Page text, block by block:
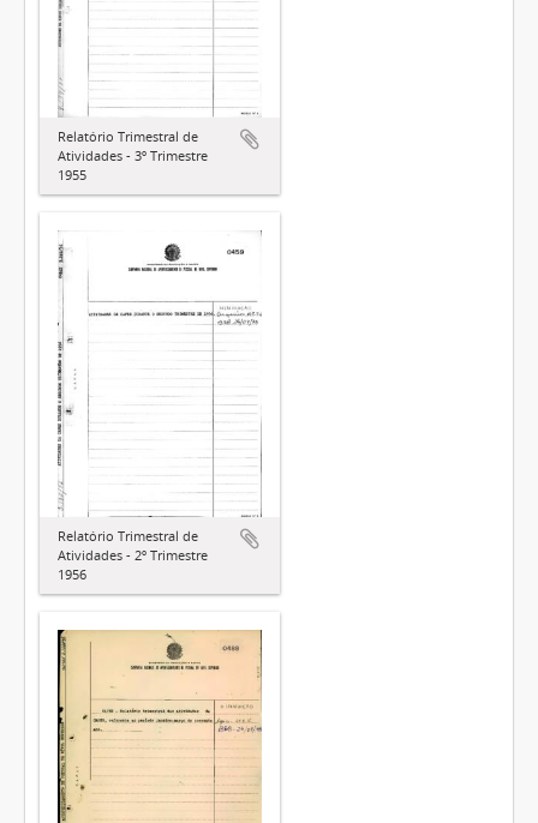
Relatório Trimestral de
Atividades - 3º Trimestre
1955
Relatório Trimestral de
Atividades - 2º Trimestre
1956